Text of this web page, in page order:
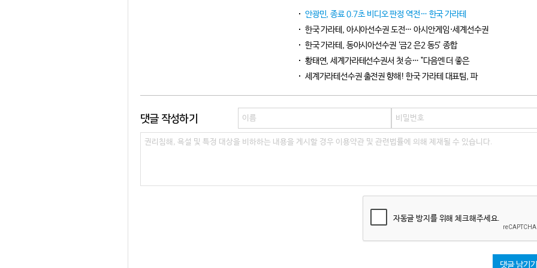
안광민, 종료 0.7초 비디오 판정 역전… 한국 가라테
한국 가라테, 아시아선수권 도전… 아시안게임·세계선수권
한국 가라테, 동아시아선수권 ‘금2 은2 동5’ 종합
황태연, 세계가라테선수권서 첫 승… "다음엔 더 좋은
세계가라테선수권 출전권 향해! 한국 가라테 대표팀, 파
댓글 작성하기
자동글 방지를 위해 체크해주세요.
댓글 남기기